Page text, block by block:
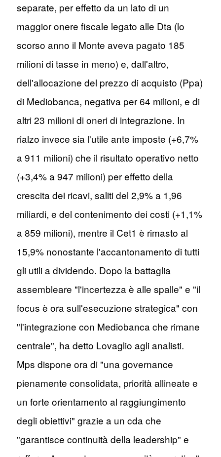
separate, per effetto da un lato di un
maggior onere fiscale legato alle Dta (lo
scorso anno il Monte aveva pagato 185
milioni di tasse in meno) e, dall'altro,
dell'allocazione del prezzo di acquisto (Ppa)
di Mediobanca, negativa per 64 milioni, e di
altri 23 milioni di oneri di integrazione. In
rialzo invece sia l'utile ante imposte (+6,7%
a 911 milioni) che il risultato operativo netto
(+3,4% a 947 milioni) per effetto della
crescita dei ricavi, saliti del 2,9% a 1,96
miliardi, e del contenimento dei costi (+1,1%
a 859 milioni), mentre il Cet1 è rimasto al
15,9% nonostante l'accantonamento di tutti
gli utili a dividendo. Dopo la battaglia
assembleare "l'incertezza è alle spalle" e "il
focus è ora sull'esecuzione strategica" con
"l'integrazione con Mediobanca che rimane
centrale", ha detto Lovaglio agli analisti.
Mps dispone ora di "una governance
pienamente consolidata, priorità allineate e
un forte orientamento al raggiungimento
degli obiettivi" grazie a un cda che
"garantisce continuità della leadership" e